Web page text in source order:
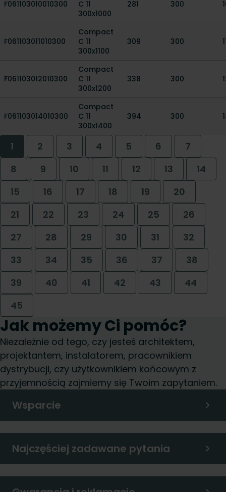
F061103010010300
C 11
300x1000
281 300
F061103011010300
Compact
C 11
300x1100
309 300
F061103012010300
Compact
C 11
300x1200
338 300
F061103014010300
Compact
C 11
300x1400
394 300
1 2 3 4 5 6
7
8
9 10 11 12 13
14
15
16 17 18 19
20
21
22 23 24 25
26
27
28 29 30 31
32
33
34 35 36 37
38
39
40 41 42 43
44
45
Jak możemy Ci pomóc?
Niezależnie od tego, czy jesteś architektem,
projektantem, instalatorem, pracownikiem
dystrybucji, czy użytkownikiem końcowym z
przyjemnością zajmiemy się Twoim zapytaniem.
Wsparcie
Najczęściej zadawane pytania